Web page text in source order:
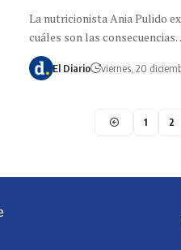
La nutricionista Ania Pulido
cuáles son las
El Diario viernes, 20
1 2